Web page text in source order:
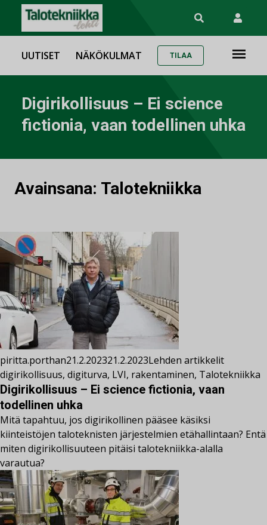
UUTISET NÄKÖKULMAT TILAA
Digirikollisuus – Ei science
fictionia, vaan todellinen uhka
Avainsana: Talotekniikka
piritta.porthan21.2.202321.2.2023Lehden artikkelit
digirikollisuus, digiturva, LVI, rakentaminen, Talotekniikka
Digirikollisuus – Ei science fictionia, vaan
todellinen uhka
Mitä tapahtuu, jos digirikollinen pääsee käsiksi
kiinteistöjen taloteknisten järjestelmien etähallintaan? Entä
miten digirikollisuuteen pitäisi talotekniikka-alalla
varautua?